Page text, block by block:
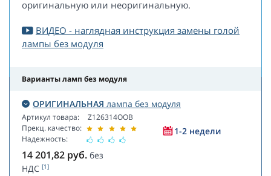
оригинальную или неоригинальную.
ВИДЕО - наглядная инструкция замены голой
лампы без модуля
Варианты ламп без модуля
ОРИГИНАЛЬНАЯ лампа без модуля
Артикул товара:
Прекц. качество:
Надежность:
Z126314OOB
1-2 недели
14 201,82 руб. без
НДС [1]